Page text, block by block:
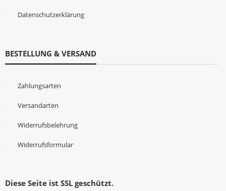
Datenschutzerklärung
BESTELLUNG & VERSAND
Zahlungsarten
Versandarten
Widerrufsbelehrung
Widerrufsformular
Diese Seite ist SSL geschützt.